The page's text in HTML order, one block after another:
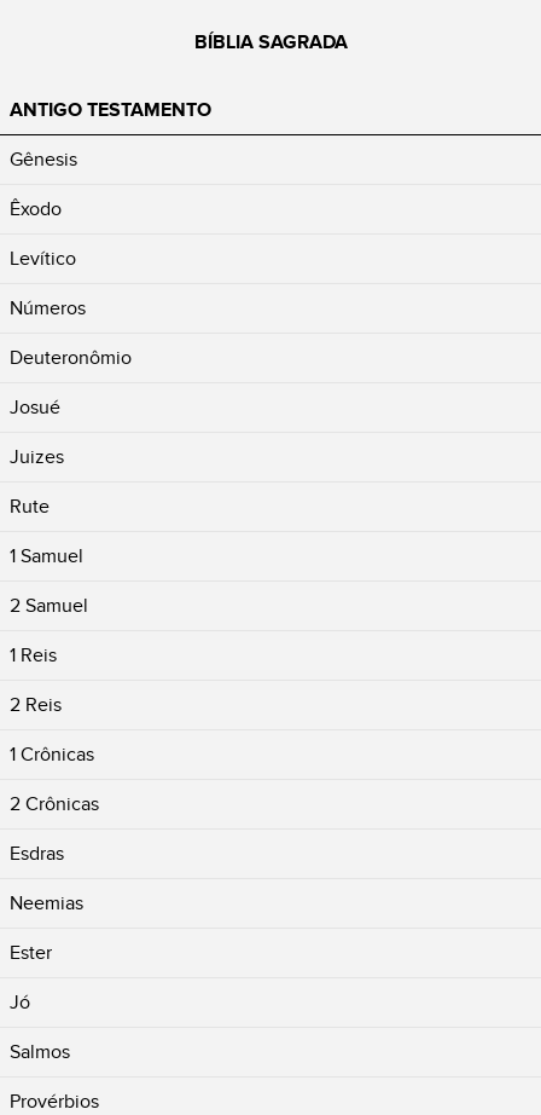
BÍBLIA SAGRADA
ANTIGO TESTAMENTO
Gênesis
Êxodo
Levítico
Números
Deuteronômio
Josué
Juizes
Rute
1 Samuel
2 Samuel
1 Reis
2 Reis
1 Crônicas
2 Crônicas
Esdras
Neemias
Ester
Jó
Salmos
Provérbios